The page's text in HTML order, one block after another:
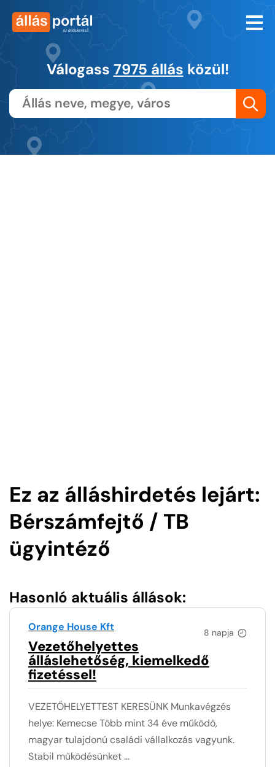
Válogass 7975 állás közül!
Ez az álláshirdetés lejárt:
Bérszámfejtő / TB
ügyintéző
Hasonló aktuális állások:
8 napja
Orange House Kft
Vezetőhelyettes
álláslehetőség, kiemelkedő
fizetéssel!
VEZETŐHELYETTEST KERESÜNK Munkavégzés
helye: Kemecse Több mint 34 éve működő,
magyar tulajdonú családi vállalkozás vagyunk.
Stabil működésünket ...